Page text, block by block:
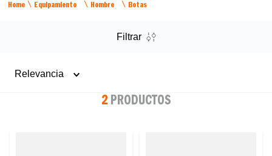
Equipamiento Hombre Botas
Filtrar
Relevancia
2 PRODUCTOS